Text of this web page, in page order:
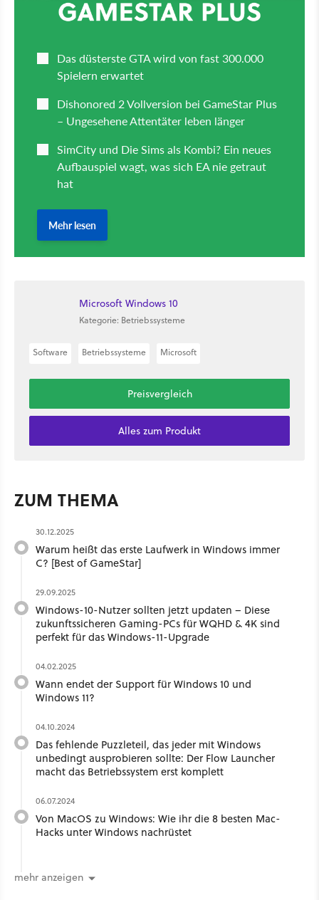
Microsoft Windows 10
Kategorie: Betriebssysteme
Software Betriebssysteme Microsoft
Preisvergleich
Alles zum Produkt
ZUM THEMA
30.12.2025
Warum heißt das erste Laufwerk in Windows immer
C? [Best of GameStar]
29.09.2025
Windows-10-Nutzer sollten jetzt updaten – Diese
zukunftssicheren Gaming-PCs für WQHD & 4K sind
perfekt für das Windows-11-Upgrade
04.02.2025
Wann endet der Support für Windows 10 und
Windows 11?
04.10.2024
Das fehlende Puzzleteil, das jeder mit Windows
unbedingt ausprobieren sollte: Der Flow Launcher
macht das Betriebssystem erst komplett
06.07.2024
Von MacOS zu Windows: Wie ihr die 8 besten Mac-
Hacks unter Windows nachrüstet
mehr anzeigen